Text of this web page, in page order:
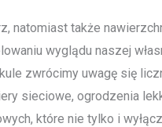
także
wyglądu naszej
zwrócimy uwagę się
sieciowe, ogrodzenia
które nie tylko i